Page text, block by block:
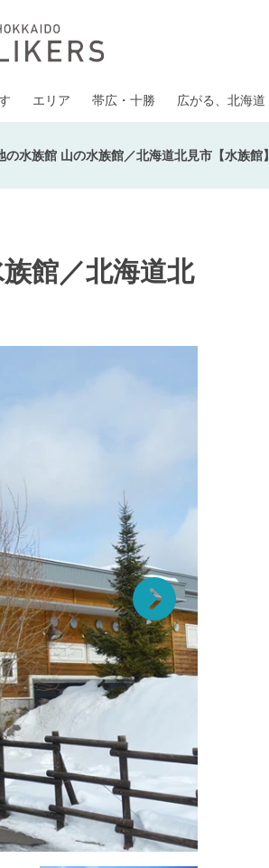
エリア 帯広・十勝 広がる、北海道
水族館 山の水族館／北海道北見市【水族館】
館／北海道北